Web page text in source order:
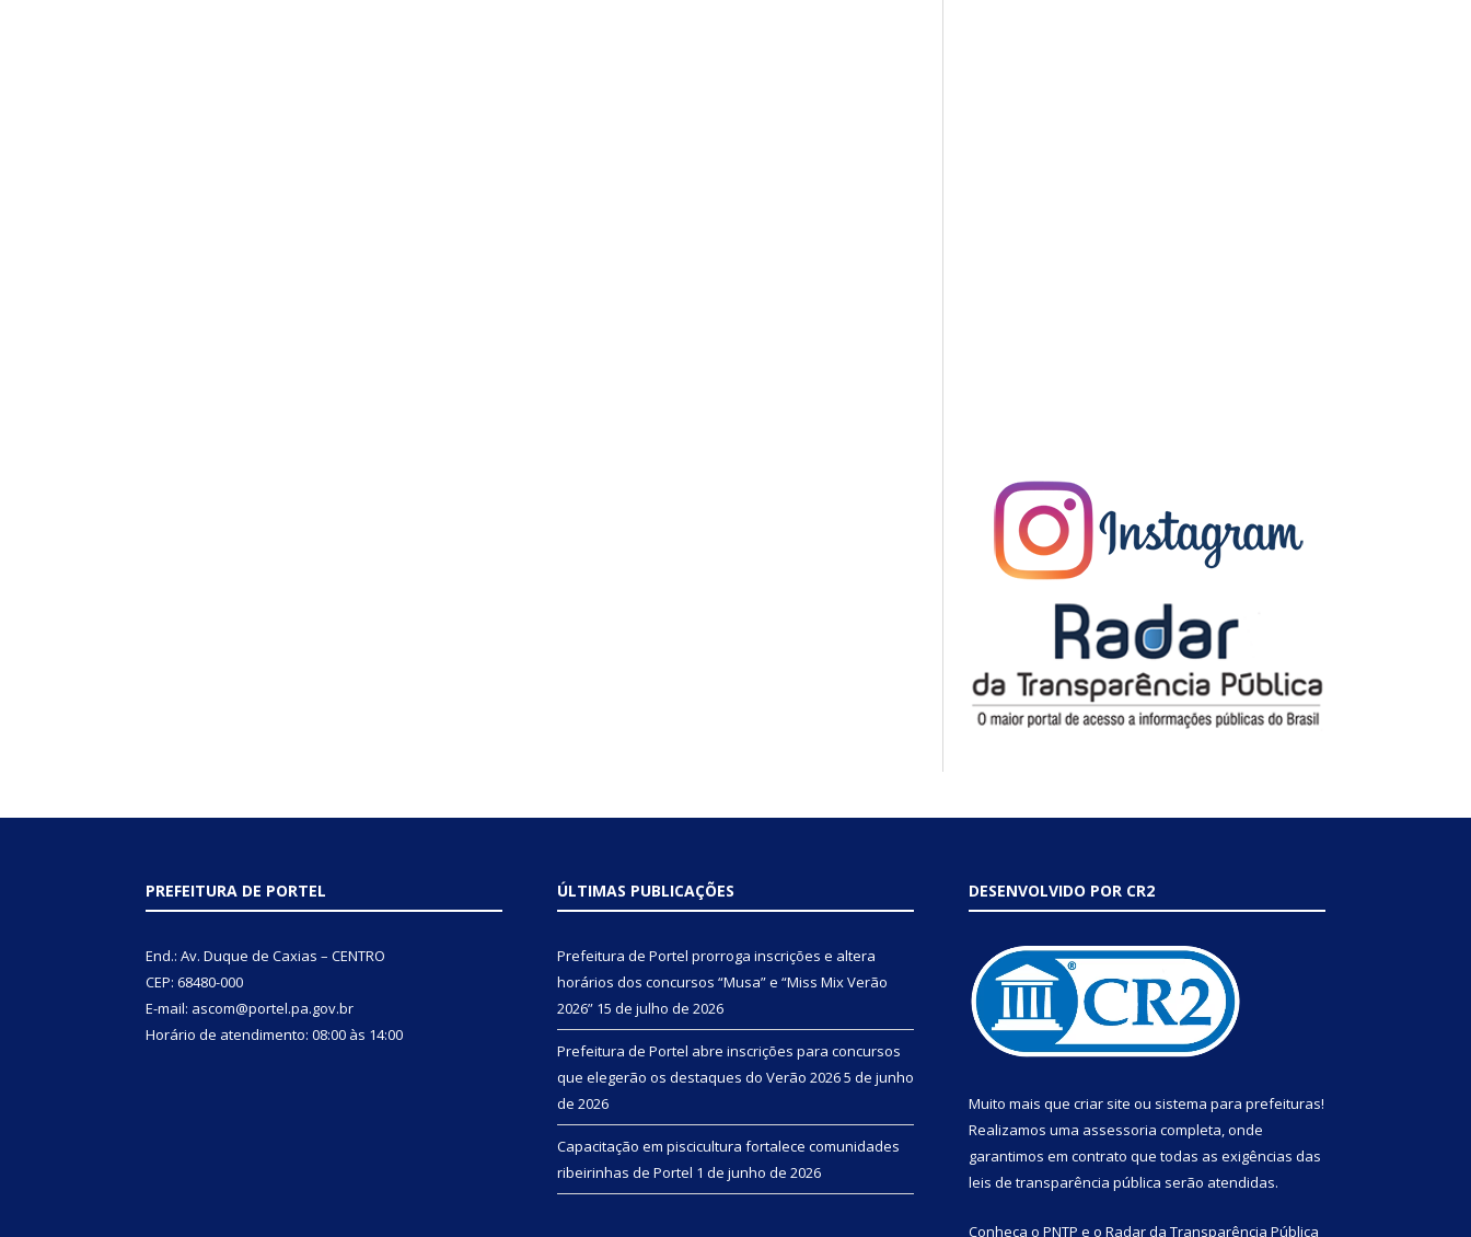
PREFEITURA DE PORTEL
End.: Av. Duque de Caxias – CENTRO
CEP: 68480-000
E-mail: ascom@portel.pa.gov.br
Horário de atendimento: 08:00 às 14:00
ÚLTIMAS PUBLICAÇÕES
Prefeitura de Portel prorroga inscrições e altera
horários dos concursos “Musa” e “Miss Mix Verão
2026” 15 de julho de 2026
Prefeitura de Portel abre inscrições para concursos
que elegerão os destaques do Verão 20265 de junho
de 2026
Capacitação em piscicultura fortalece comunidades
ribeirinhas de Portel 1 de junho de 2026
DESENVOLVIDO POR CR2
Muito mais que criar site ou sistema para prefeituras!
Realizamos uma assessoria completa, onde
garantimos em contrato que todas as exigências das
leis de transparência pública serão atendidas.
Conheça o PNTP e o Radar da Transparência Pública